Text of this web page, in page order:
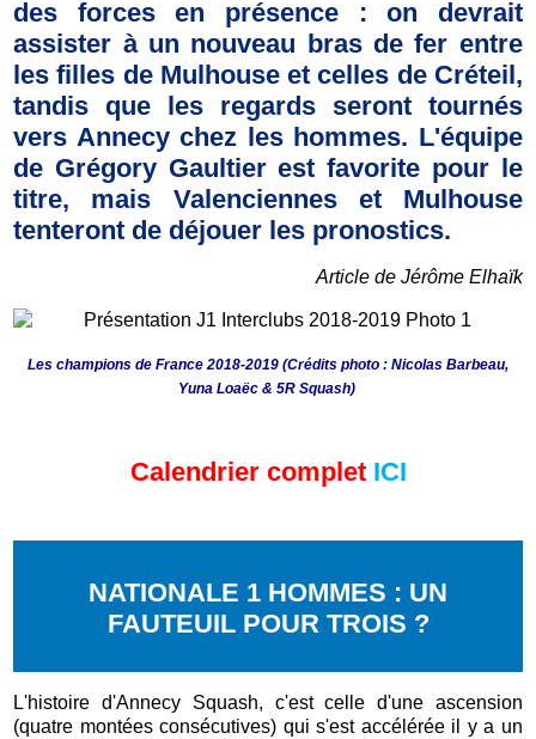
des forces en présence : on devrait
assister à un nouveau bras de fer entre
les filles de Mulhouse et celles de Créteil,
tandis que les regards seront tournés
vers Annecy chez les hommes. L'équipe
de Grégory Gaultier est favorite pour le
titre, mais Valenciennes et Mulhouse
tenteront de déjouer les pronostics.
Article de Jérôme Elhaïk
Les champions de France 2018-2019 (Crédits photo : Nicolas Barbeau,
Yuna Loaëc & 5R Squash)
Calendrier complet ICI
NATIONALE 1 HOMMES : UN
FAUTEUIL POUR TROIS ?
L'histoire d'Annecy Squash, c'est celle d'une ascension
(quatre montées consécutives) qui s'est accélérée il y a un